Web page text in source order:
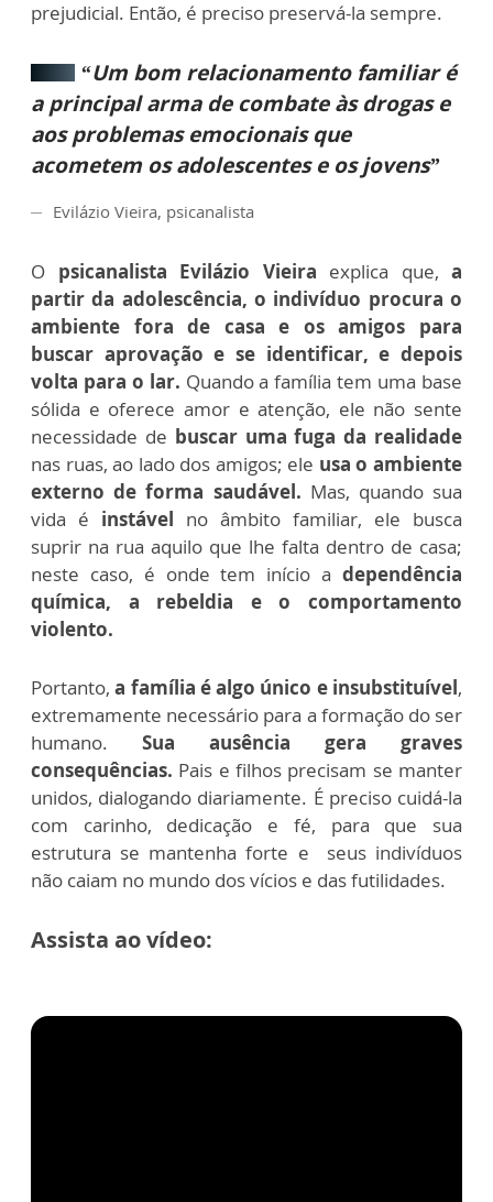
prejudicial. Então, é preciso preservá-la sempre.
“Um bom relacionamento familiar é
a principal arma de combate às drogas e
aos problemas emocionais que
acometem os adolescentes e os jovens”
Evilázio Vieira, psicanalista
O psicanalista Evilázio Vieira explica que, a
partir da adolescência, o indivíduo procura o
ambiente fora de casa e os amigos para
buscar aprovação e se identificar, e depois
volta para o lar. Quando a família tem uma base
sólida e oferece amor e atenção, ele não sente
necessidade de buscar uma fuga da realidade
nas ruas, ao lado dos amigos; ele usa o ambiente
externo de forma saudável. Mas, quando sua
vida é instável no âmbito familiar, ele busca
suprir na rua aquilo que lhe falta dentro de casa;
neste caso, é onde tem início a dependência
química, a rebeldia e o comportamento
violento.
Portanto,a família é algo único e insubstituível,
extremamente necessário para a formação do ser
humano. Sua ausência gera graves
consequências. Pais e filhos precisam se manter
unidos, dialogando diariamente. É preciso cuidá-la
com carinho, dedicação e fé, para que sua
estrutura se mantenha forte e seus indivíduos
não caiam no mundo dos vícios e das futilidades.
Assista ao vídeo: